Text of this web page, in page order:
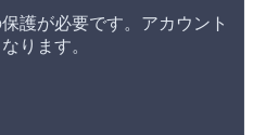
護が必要です。アカウント
ります。